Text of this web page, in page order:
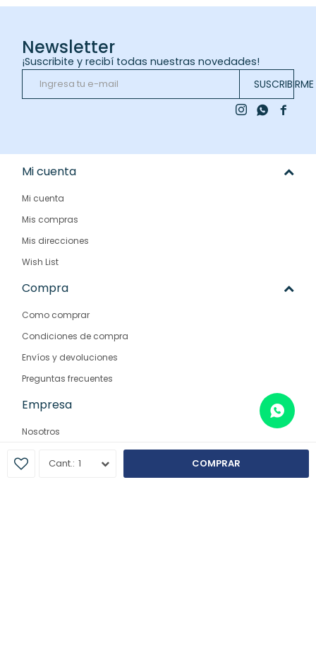
1 COMPRAR
Newsletter
¡Suscribite y recibí todas nuestras novedades!
SUSCRIBIRME

 
Mi cuenta
Mi cuenta
Mis compras
Mis direcciones
Wish List
Compra
Como comprar
Condiciones de compra
Envíos y devoluciones
Preguntas frecuentes
Empresa
Nosotros